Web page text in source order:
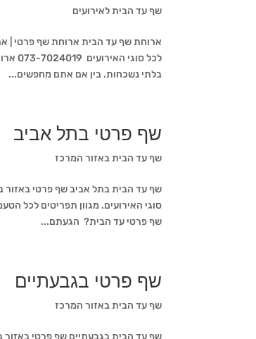
שף עד הבית לאירועים
ארוחת שף עד הבית ארוחת שף פרטי |
לכל
בלתי נשכחות. בין אם אתם מחפשים...
שף פרטי בתל אביב
שף עד הבית באזור המרכז
שף עד הבית בתל אביב שף פרטי באזור
שף פרטי עד הבית? הגעתם...
שף פרטי בגבעתיים
שף עד הבית באזור המרכז
שף עד הבית בגבעתיים שף פרטי באזור